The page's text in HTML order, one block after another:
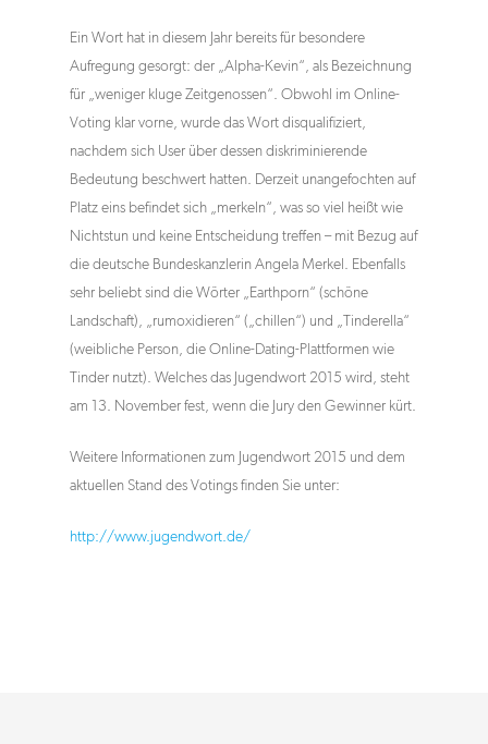
Ein Wort hat in diesem Jahr bereits für besondere
Aufregung gesorgt: der „Alpha-Kevin“, als Bezeichnung
für „weniger kluge Zeitgenossen“. Obwohl im Online-
Voting klar vorne, wurde das Wort disqualifiziert,
nachdem sich User über dessen diskriminierende
Bedeutung beschwert hatten. Derzeit unangefochten auf
Platz eins befindet sich „merkeln“, was so viel heißt wie
Nichtstun und keine Entscheidung treffen – mit Bezug auf
die deutsche Bundeskanzlerin Angela Merkel. Ebenfalls
sehr beliebt sind die Wörter „Earthporn“ (schöne
Landschaft), „rumoxidieren“ („chillen“) und „Tinderella“
(weibliche Person, die Online-Dating-Plattformen wie
Tinder nutzt). Welches das Jugendwort 2015 wird, steht
am 13. November fest, wenn die Jury den Gewinner kürt.
Weitere Informationen zum Jugendwort 2015 und dem
aktuellen Stand des Votings finden Sie unter:
http://www.jugendwort.de/